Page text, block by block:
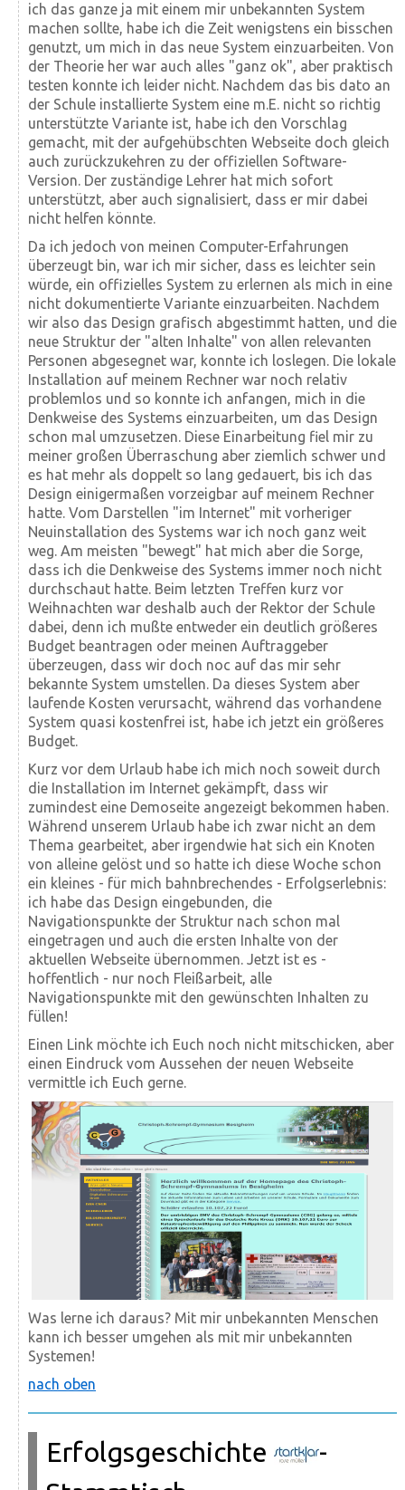
ich das ganze ja mit einem mir unbekannten System
machen sollte, habe ich die Zeit wenigstens ein bisschen
genutzt, um mich in das neue System einzuarbeiten. Von
der Theorie her war auch alles "ganz ok", aber praktisch
testen konnte ich leider nicht. Nachdem das bis dato an
der Schule installierte System eine m.E. nicht so richtig
unterstützte Variante ist, habe ich den Vorschlag
gemacht, mit der aufgehübschten Webseite doch gleich
auch zurückzukehren zu der offiziellen Software-
Version. Der zuständige Lehrer hat mich sofort
unterstützt, aber auch signalisiert, dass er mir dabei
nicht helfen könnte.
Da ich jedoch von meinen Computer-Erfahrungen
überzeugt bin, war ich mir sicher, dass es leichter sein
würde, ein offizielles System zu erlernen als mich in eine
nicht dokumentierte Variante einzuarbeiten. Nachdem
wir also das Design grafisch abgestimmt hatten, und die
neue Struktur der "alten Inhalte" von allen relevanten
Personen abgesegnet war, konnte ich loslegen. Die lokale
Installation auf meinem Rechner war noch relativ
problemlos und so konnte ich anfangen, mich in die
Denkweise des Systems einzuarbeiten, um das Design
schon mal umzusetzen. Diese Einarbeitung fiel mir zu
meiner großen Überraschung aber ziemlich schwer und
es hat mehr als doppelt so lang gedauert, bis ich das
Design einigermaßen vorzeigbar auf meinem Rechner
hatte. Vom Darstellen "im Internet" mit vorheriger
Neuinstallation des Systems war ich noch ganz weit
weg. Am meisten "bewegt" hat mich aber die Sorge,
dass ich die Denkweise des Systems immer noch nicht
durchschaut hatte. Beim letzten Treffen kurz vor
Weihnachten war deshalb auch der Rektor der Schule
dabei, denn ich mußte entweder ein deutlich größeres
Budget beantragen oder meinen Auftraggeber
überzeugen, dass wir doch noc auf das mir sehr
bekannte System umstellen. Da dieses System aber
laufende Kosten verursacht, während das vorhandene
System quasi kostenfrei ist, habe ich jetzt ein größeres
Budget.
Kurz vor dem Urlaub habe ich mich noch soweit durch
die Installation im Internet gekämpft, dass wir
zumindest eine Demoseite angezeigt bekommen haben.
Während unserem Urlaub habe ich zwar nicht an dem
Thema gearbeitet, aber irgendwie hat sich ein Knoten
von alleine gelöst und so hatte ich diese Woche schon
ein kleines - für mich bahnbrechendes - Erfolgserlebnis:
ich habe das Design eingebunden, die
Navigationspunkte der Struktur nach schon mal
eingetragen und auch die ersten Inhalte von der
aktuellen Webseite übernommen. Jetzt ist es -
hoffentlich - nur noch Fleißarbeit, alle
Navigationspunkte mit den gewünschten Inhalten zu
füllen!
Einen Link möchte ich Euch noch nicht mitschicken, aber
einen Eindruck vom Aussehen der neuen Webseite
vermittle ich Euch gerne.
Was lerne ich daraus? Mit mir unbekannten Menschen
kann ich besser umgehen als mit mir unbekannten
Systemen!
nach oben
Erfolgsgeschichte
-